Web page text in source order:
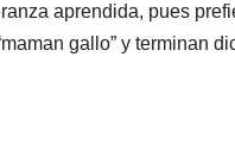
aprendida, pues
gallo” y terminan